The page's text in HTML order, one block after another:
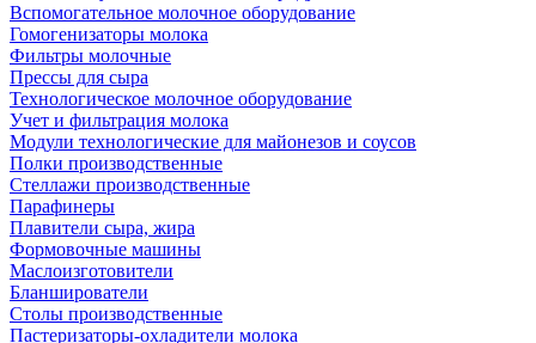
Вспомогательное молочное оборудование
Гомогенизаторы молока
Фильтры молочные
Прессы для сыра
Технологическое молочное оборудование
Учет и фильтрация молока
Модули технологические для майонезов и соусов
Полки производственные
Стеллажи производственные
Парафинеры
Плавители сыра, жира
Формовочные машины
Маслоизготовители
Бланширователи
Столы производственные
Пастеризаторы-охладители молока